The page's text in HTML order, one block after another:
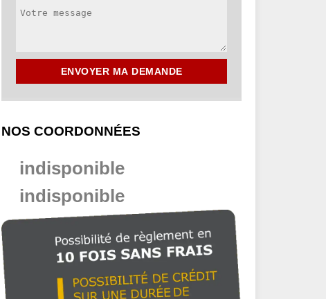
NOS COORDONNÉES
indisponible
indisponible